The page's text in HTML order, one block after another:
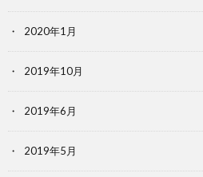
2020年1月
2019年10月
2019年6月
2019年5月